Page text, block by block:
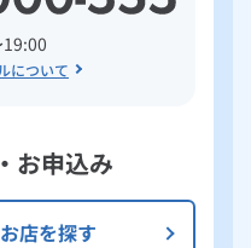
について
お申込み
店を探す